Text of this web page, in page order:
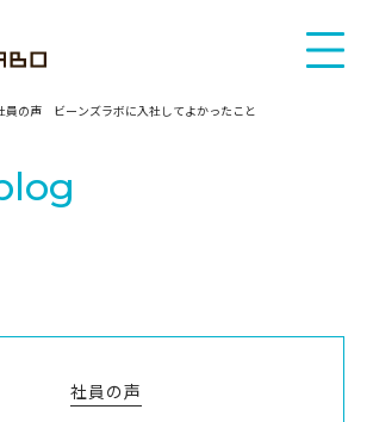
員の声 ビーンズラボに入社してよかったこと
社員の声